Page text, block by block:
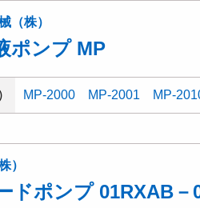
（株）
ポンプ MP
MP-2000 MP-2001 MP-
）
ドポンプ 01RXAB－